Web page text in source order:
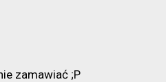
zamawiać ;P